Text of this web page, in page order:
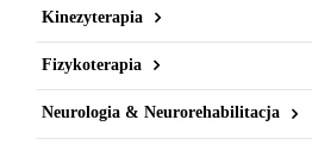
Kinezyterapia
Fizykoterapia
Neurologia & Neurorehabilitacja